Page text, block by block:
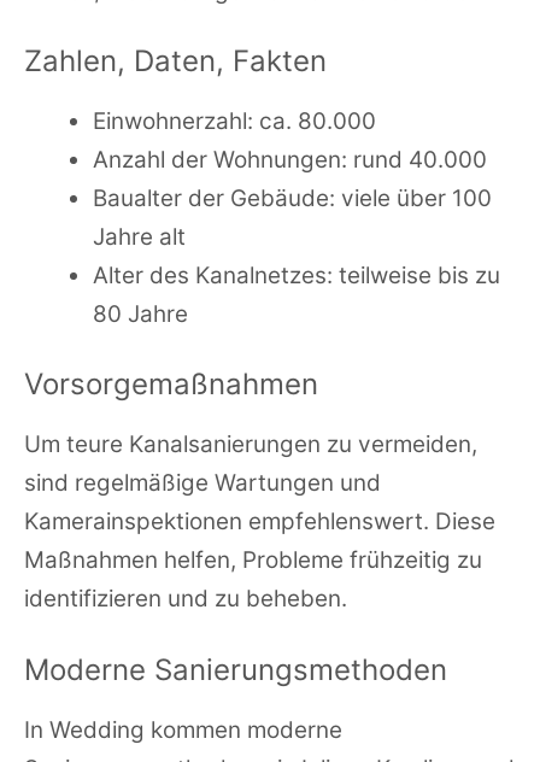
Zahlen, Daten, Fakten
Einwohnerzahl: ca. 80.000
Anzahl der Wohnungen: rund 40.000
Baualter der Gebäude: viele über 100
Jahre alt
Alter des Kanalnetzes: teilweise bis zu
80 Jahre
Vorsorgemaßnahmen
Um teure Kanalsanierungen zu vermeiden,
sind regelmäßige Wartungen und
Kamerainspektionen empfehlenswert. Diese
Maßnahmen helfen, Probleme frühzeitig zu
identifizieren und zu beheben.
Moderne Sanierungsmethoden
In Wedding kommen moderne